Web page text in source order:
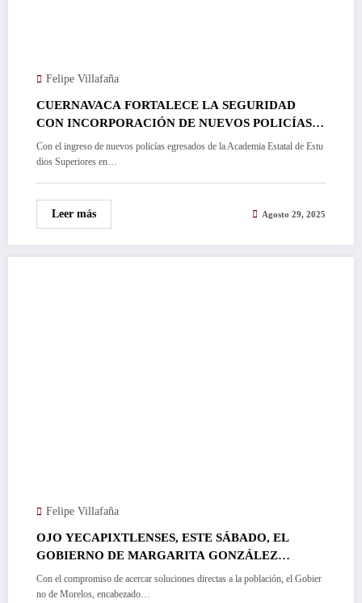
Felipe Villafaña
CUERNAVACA FORTALECE LA SEGURIDAD
CON INCORPORACIÓN DE NUEVOS POLICÍAS…
Con el ingreso de nuevos policías egresados de la Academia Estatal de Estu
dios Superiores en…
Leer más Agosto 29, 2025
Felipe Villafaña
OJO YECAPIXTLENSES, ESTE SÁBADO, EL
GOBIERNO DE MARGARITA GONZÁLEZ
SARAVIA, LLEVARÁ APOYOS Y SERVICIOS
GRATUITOS A YECAPIXTLA…
Con el compromiso de acercar soluciones directas a la población, el Gobier
no de Morelos, encabezado…